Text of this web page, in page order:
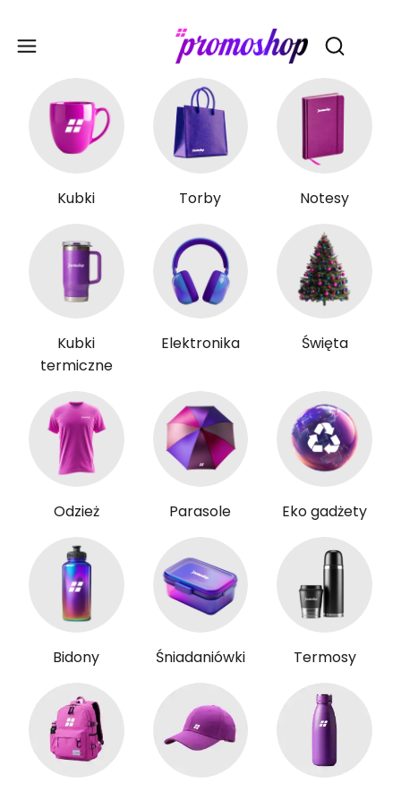
Otwórz
Kubki Torby Notesy
Kubki
termiczne
Elektronika Święta
Odzież Parasole Eko gadżety
Bidony Śniadaniówki Termosy